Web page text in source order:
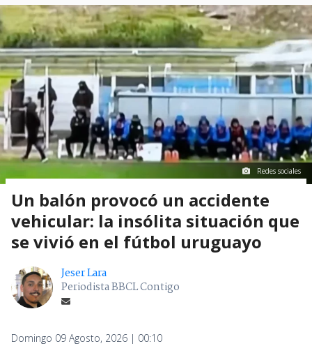
Redes sociales
Un balón provocó un accidente
vehicular: la insólita situación que
se vivió en el fútbol uruguayo
Jeser Lara
Periodista BBCL Contigo
Domingo 09 Agosto, 2026 | 00:10